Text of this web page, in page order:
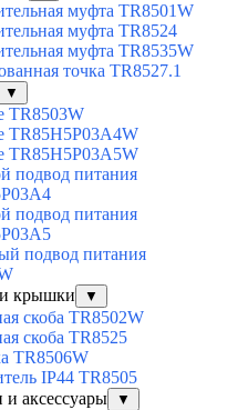
муфта TR8501W
муфта TR8524
муфта TR8535W
точка TR8527.1
▼
TR8503W
TR85H5P03A4W
TR85H5P03A5W
подвод питания
подвод питания
подвод питания
крышки
▼
скоба TR8502W
скоба TR8525
TR8506W
IP44 TR8505
аксессуары
▼